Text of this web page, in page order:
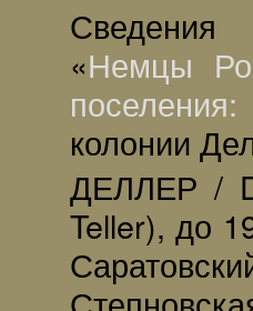
«Немцы
колонии
ДЕЛЛЕР /
Teller), до